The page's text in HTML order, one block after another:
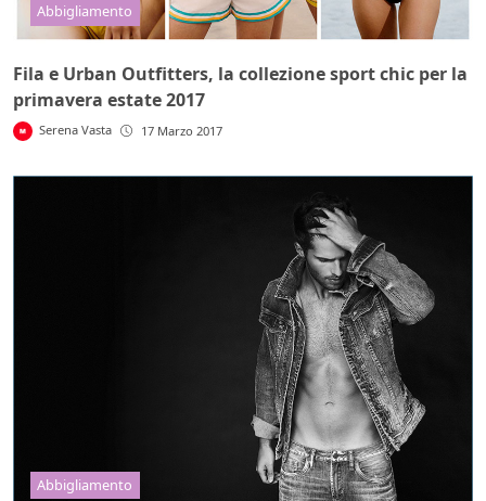
Abbigliamento
Fila e Urban Outfitters, la collezione sport chic per la
primavera estate 2017
Serena Vasta 17 Marzo 2017
Abbigliamento